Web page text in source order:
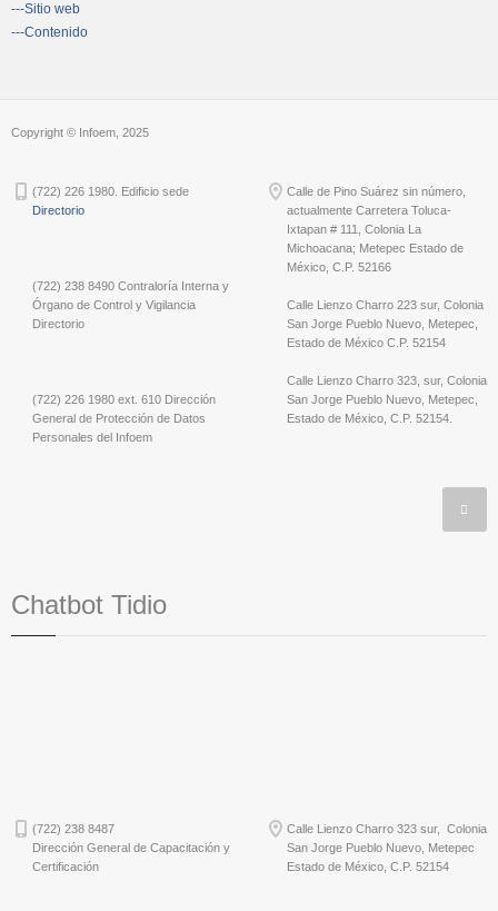
---Sitio web
---Contenido
Copyright © Infoem, 2025
(722) 226 1980. Edificio sede
Directorio
(722) 238 8490 Contraloría Interna y
Órgano de Control y Vigilancia
Directorio
(722) 226 1980 ext. 610 Dirección
General de Protección de Datos
Personales del Infoem
Calle de Pino Suárez sin número,
actualmente Carretera Toluca-
Ixtapan # 111, Colonia La
Michoacana; Metepec Estado de
México, C.P. 52166
Calle Lienzo Charro 223 sur, Colonia
San Jorge Pueblo Nuevo, Metepec,
Estado de México C.P. 52154
Calle Lienzo Charro 323, sur, Colonia
San Jorge Pueblo Nuevo, Metepec,
Estado de México, C.P. 52154.
Chatbot Tidio
(722) 238 8487
Dirección General de Capacitación y
Certificación
Calle Lienzo Charro 323 sur, Colonia
San Jorge Pueblo Nuevo, Metepec
Estado de México, C.P. 52154